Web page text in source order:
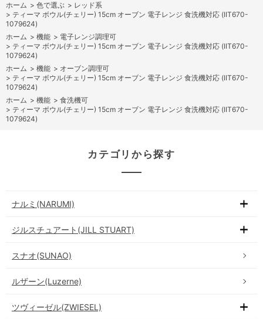
ホーム > 色で選ぶ > レッド系
> ティーマ ボウル(チェリー) 15cm オーブン 電子レンジ 食洗機対応 (IIT670-
1079624)
ホーム > 機能 > 電子レンジ調理可
> ティーマ ボウル(チェリー) 15cm オーブン 電子レンジ 食洗機対応 (IIT670-
1079624)
ホーム > 機能 > オーブン調理可
> ティーマ ボウル(チェリー) 15cm オーブン 電子レンジ 食洗機対応 (IIT670-
1079624)
ホーム > 機能 > 食洗機可
> ティーマ ボウル(チェリー) 15cm オーブン 電子レンジ 食洗機対応 (IIT670-
1079624)
カテゴリから探す
ナルミ(NARUMI)
ジルスチュアート(JILL STUART)
スナオ(SUNAO)
ルザーン(Luzerne)
ツヴィーゼル(ZWIESEL)